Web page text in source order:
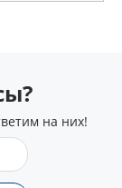
на них!